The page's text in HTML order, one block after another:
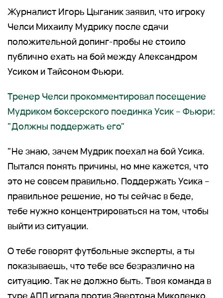
Журналист Игорь Цыганик заявил, что игроку
Челси Михаилу Мудрику после сдачи
положительной допинг-пробы не стоило
публично ехать на бой между Александром
Усиком и Тайсоном Фьюри.
Тренер Челси прокомментировал посещение
Мудриком боксерского поединка Усик – Фьюри:
"Должны поддержать его"
"Не знаю, зачем Мудрик поехал на бой Усика.
Пытался понять причины, но мне кажется, что
это не совсем правильно. Поддержать Усика –
правильное решение, но ты сейчас в беде,
тебе нужно концентрироваться на том, чтобы
выйти из ситуации.
О тебе говорят футбольные эксперты, а ты
показываешь, что тебе все безразлично на
ситуацию. Так не должно быть. Твоя команда в
туре АПЛ играла против Эвертона Миколенко.